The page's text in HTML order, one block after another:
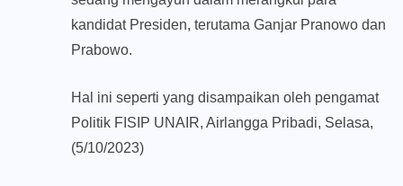
kandidat Presiden, terutama Ganjar Pranowo dan
Prabowo.
Hal ini seperti yang disampaikan oleh pengamat
Politik FISIP UNAIR, Airlangga Pribadi, Selasa,
(5/10/2023)